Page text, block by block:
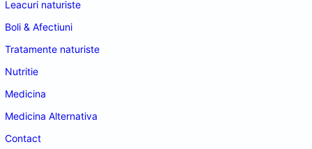
Leacuri naturiste
Boli & Afectiuni
Tratamente naturiste
Nutritie
Medicina
Medicina Alternativa
Contact